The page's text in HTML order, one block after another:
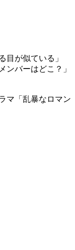
目が似ている」
ンバーはどこ？」
マ「乱暴なロマン